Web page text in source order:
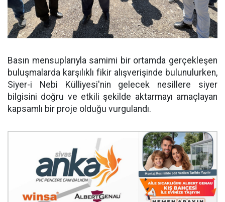
Basın mensuplarıyla samimi bir ortamda gerçekleşen
buluşmalarda karşılıklı fikir alışverişinde bulunulurken,
Siyer-i Nebi Külliyesi'nin gelecek nesillere siyer
bilgisini doğru ve etkili şekilde aktarmayı amaçlayan
kapsamlı bir proje olduğu vurgulandı.